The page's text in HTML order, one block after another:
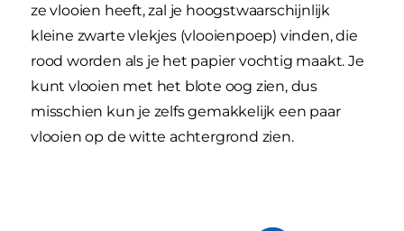
ze vlooien heeft, zal je hoogstwaarschijnlijk
kleine zwarte vlekjes (vlooienpoep) vinden, die
rood worden als je het papier vochtig maakt. Je
kunt vlooien met het blote oog zien, dus
misschien kun je zelfs gemakkelijk een paar
vlooien op de witte achtergrond zien.